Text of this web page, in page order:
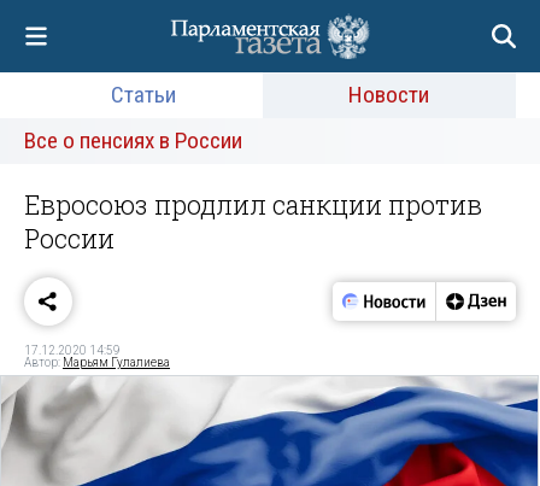
Статьи
Новости
Все о пенсиях в России
Евросоюз продлил санкции против
России
17.12.2020 14:59
Автор: Марьям Гулалиева